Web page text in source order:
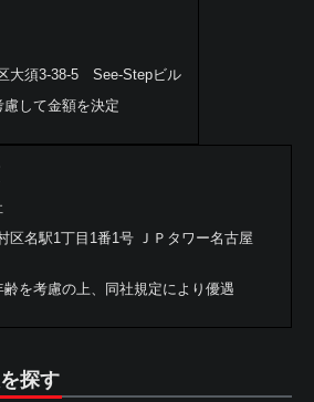
大須3‐38‐5 See-Stepビル
して金額を決定
区名駅1丁目1番1号 ＪＰタワー名古屋
を考慮の上、同社規定により優遇
探す